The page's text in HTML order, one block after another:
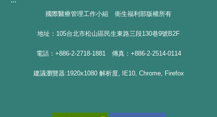
國際醫療管理工作小組 衛生福利部版權所有
地址：105台北市松山區民生東路三段130巷9號B2F
電話：+886-2-2718-1881 傳真：+886-2-2514-0114
建議瀏覽器:1920x1080 解析度, IE10, Chrome, Firefox